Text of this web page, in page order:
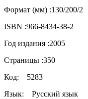
Формат (мм) :130/200/2
ISBN :966-8434-38-2
Год издания :2005
Страницы :350
Код: 5283
Язык: Русский язык